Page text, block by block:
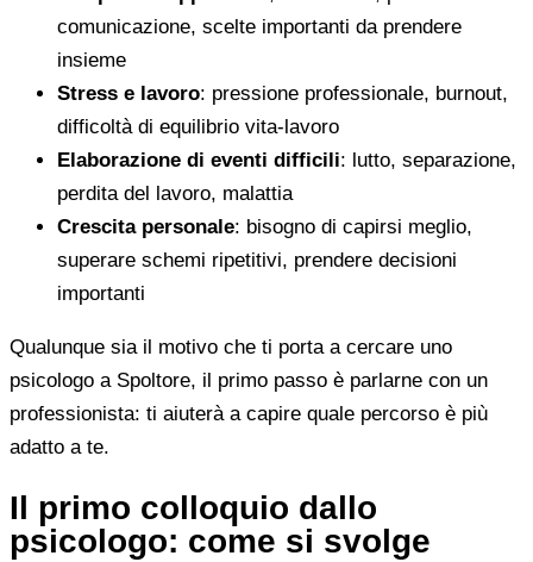
comunicazione, scelte importanti da prendere
insieme
Stress e lavoro: pressione professionale, burnout,
difficoltà di equilibrio vita-lavoro
Elaborazione di eventi difficili: lutto, separazione,
perdita del lavoro, malattia
Crescita personale: bisogno di capirsi meglio,
superare schemi ripetitivi, prendere decisioni
importanti
Qualunque sia il motivo che ti porta a cercare uno
psicologo a Spoltore, il primo passo è parlarne con un
professionista: ti aiuterà a capire quale percorso è più
adatto a te.
Il primo colloquio dallo
psicologo: come si svolge